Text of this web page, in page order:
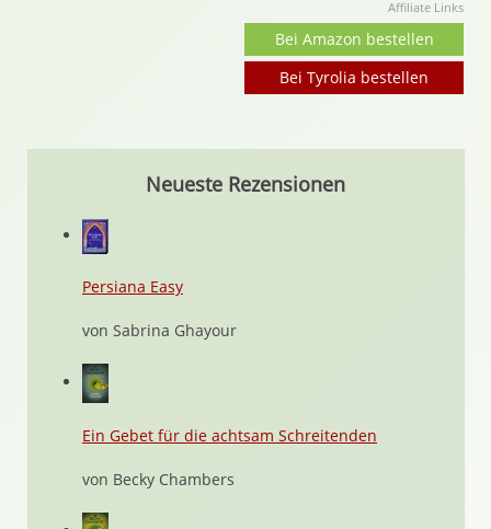
Affiliate Links
Bei Amazon bestellen
Bei Tyrolia bestellen
Neueste Rezensionen
Persiana Easy
von Sabrina Ghayour
Ein Gebet für die achtsam Schreitenden
von Becky Chambers